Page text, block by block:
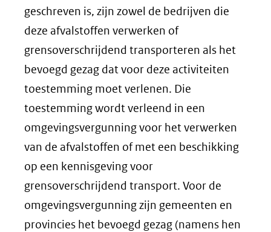
geschreven is, zijn zowel de bedrijven die
deze afvalstoffen verwerken of
grensoverschrijdend transporteren als het
bevoegd gezag dat voor deze activiteiten
toestemming moet verlenen. Die
toestemming wordt verleend in een
omgevingsvergunning voor het verwerken
van de afvalstoffen of met een beschikking
op een kennisgeving voor
grensoverschrijdend transport. Voor de
omgevingsvergunning zijn gemeenten en
provincies het bevoegd gezag (namens hen